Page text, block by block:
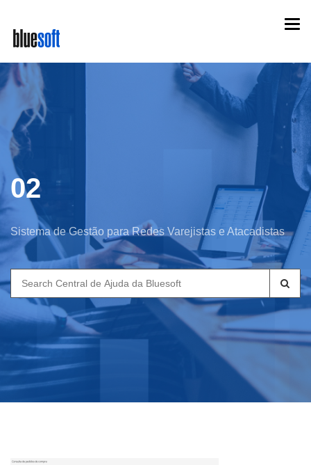
main
content
02
Sistema de Gestão para Redes Varejistas e Atacadistas
Search
for: